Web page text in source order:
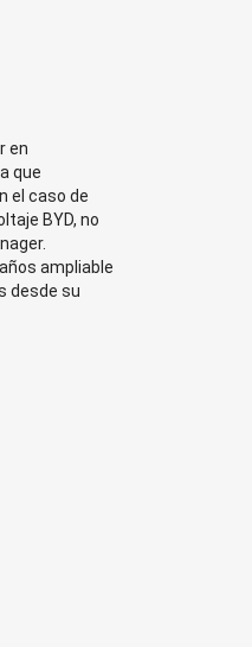
en
que
el caso de
BYD, no
.
ampliable
desde su